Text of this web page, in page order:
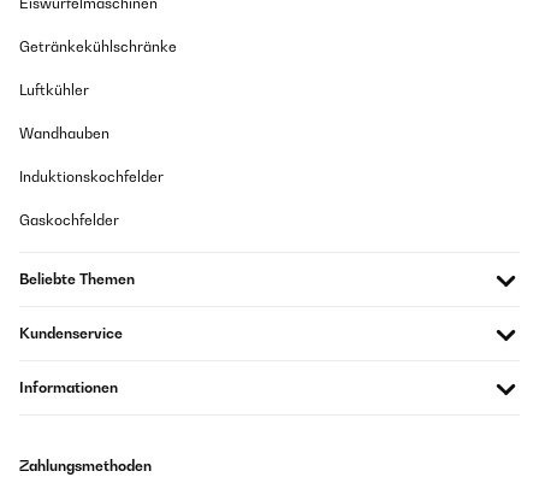
Getränkekühlschränke
Luftkühler
Wandhauben
Induktionskochfelder
Gaskochfelder
Beliebte Themen
Kundenservice
Informationen
Zahlungsmethoden